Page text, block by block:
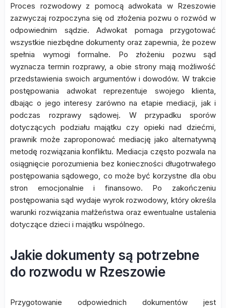
Proces rozwodowy z pomocą adwokata w Rzeszowie
zazwyczaj rozpoczyna się od złożenia pozwu o rozwód w
odpowiednim sądzie. Adwokat pomaga przygotować
wszystkie niezbędne dokumenty oraz zapewnia, że pozew
spełnia wymogi formalne. Po złożeniu pozwu sąd
wyznacza termin rozprawy, a obie strony mają możliwość
przedstawienia swoich argumentów i dowodów. W trakcie
postępowania adwokat reprezentuje swojego klienta,
dbając o jego interesy zarówno na etapie mediacji, jak i
podczas rozprawy sądowej. W przypadku sporów
dotyczących podziału majątku czy opieki nad dziećmi,
prawnik może zaproponować mediację jako alternatywną
metodę rozwiązania konfliktu. Mediacja często pozwala na
osiągnięcie porozumienia bez konieczności długotrwałego
postępowania sądowego, co może być korzystne dla obu
stron emocjonalnie i finansowo. Po zakończeniu
postępowania sąd wydaje wyrok rozwodowy, który określa
warunki rozwiązania małżeństwa oraz ewentualne ustalenia
dotyczące dzieci i majątku wspólnego.
Jakie dokumenty są potrzebne
do rozwodu w Rzeszowie
Przygotowanie odpowiednich dokumentów jest